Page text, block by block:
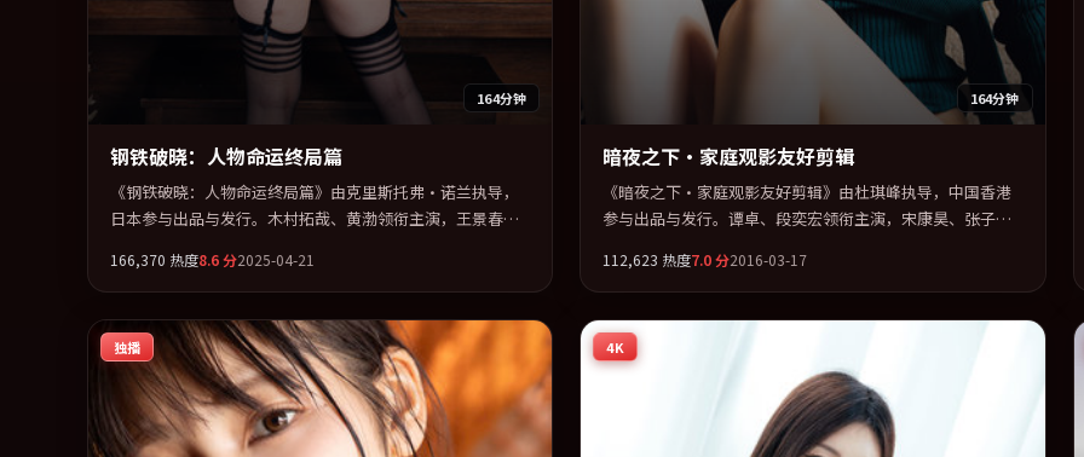
164分钟
钢铁破晓：人物命运终局篇
《钢铁破晓：人物命运终局篇》由克里斯托弗·诺兰执导，
日本参与出品与发行。木村拓哉、黄渤领衔主演，王景春、
才缓缓合拢。全片以「科幻」类型为骨架，在叙事、表演与
视听上力求统一。定于 2025-07-28 在内地院线及主流平台同
步亮相，2025 年度话题片中口碑稳健，适合喜欢强情节与人
物弧光的观众完整观看。
166,370 热度8.6分2025-04-21
164分钟
暗夜之下·家庭观影友好剪辑
《暗夜之下·家庭观影友好剪辑》由杜琪峰执导，中国香港
参与出品与发行。谭卓、段奕宏领衔主演，宋康昊、张子
续堆叠。全片以「惊悚」类型为骨架，在叙事、表演与视听
上力求统一。定于 2016-04-22 在内地院线及主流平台同步亮
相，2016 年度话题片中口碑稳健，适合喜欢强情节与人物弧
光的观众完整观看。
112,623 热度7.0分2016-03-17
独播 4K